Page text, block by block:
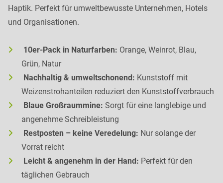
Haptik. Perfekt für umweltbewusste Unternehmen, Hotels
und Organisationen.
10er-Pack in Naturfarben: Orange, Weinrot, Blau,
Grün, Natur
Nachhaltig & umweltschonend: Kunststoff mit
Weizenstrohanteilen reduziert den Kunststoffverbrauch
Blaue Großraummine: Sorgt für eine langlebige und
angenehme Schreibleistung
Restposten – keine Veredelung: Nur solange der
Vorrat reicht
Leicht & angenehm in der Hand: Perfekt für den
täglichen Gebrauch